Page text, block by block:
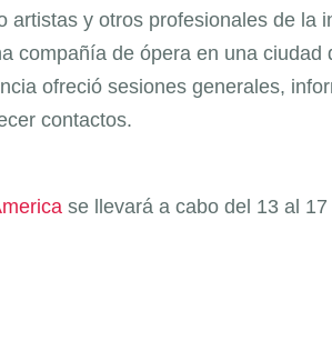
artistas y otros profesionales de la
compañía de ópera en una
ofreció sesiones generales,
contactos.
se llevará a cabo del 13 al